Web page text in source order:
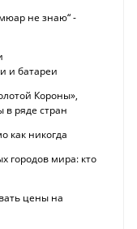
не знаю“ -
и батареи
Короны»,
ряде стран
как никогда
городов мира: кто
цены на